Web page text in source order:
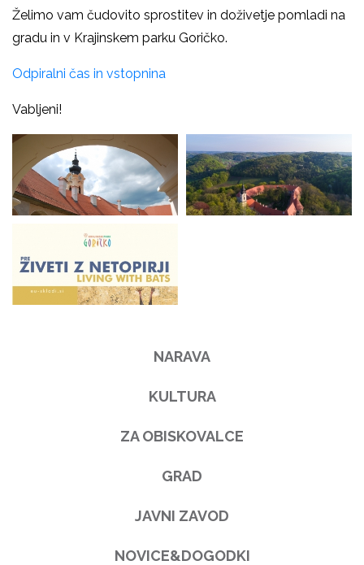
Želimo vam čudovito sprostitev in doživetje pomladi na
gradu in v Krajinskem parku Goričko.
Odpiralni čas in vstopnina
Vabljeni!
NARAVA
KULTURA
ZA OBISKOVALCE
GRAD
JAVNI ZAVOD
NOVICE&DOGODKI